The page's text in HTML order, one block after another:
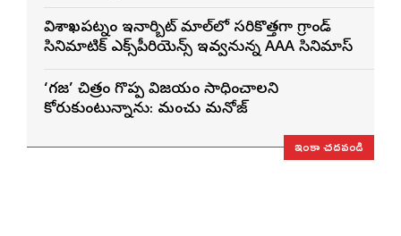
విశాఖ‌పట్నం ఇనార్బిట్ మాల్‌లో స‌రికొత్తగా గ్రాండ్
సినిమాటిక్ ఎక్స్‌పీరియెన్స్ ఇవ్వ‌నున్న AAA సినిమాస్‌
‘గజ’ చిత్రం గొప్ప విజయం సాధించాలని
కోరుకుంటున్నాను: మంచు మనోజ్
ఇంకా చదవండి